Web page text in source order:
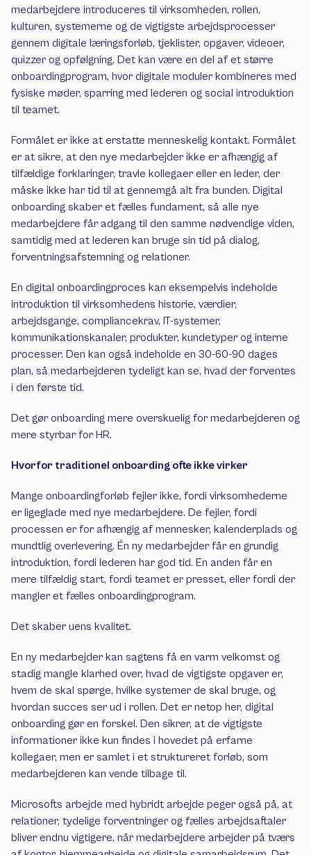
medarbejdere introduceres til virksomheden, rollen,
kulturen, systemerne og de vigtigste arbejdsprocesser
gennem digitale læringsforløb, tjeklister, opgaver, videoer,
quizzer og opfølgning. Det kan være en del af et større
onboardingprogram, hvor digitale moduler kombineres med
fysiske møder, sparring med lederen og social introduktion
til teamet.
Formålet er ikke at erstatte menneskelig kontakt. Formålet
er at sikre, at den nye medarbejder ikke er afhængig af
tilfældige forklaringer, travle kollegaer eller en leder, der
måske ikke har tid til at gennemgå alt fra bunden. Digital
onboarding skaber et fælles fundament, så alle nye
medarbejdere får adgang til den samme nødvendige viden,
samtidig med at lederen kan bruge sin tid på dialog,
forventningsafstemning og relationer.
En digital onboardingproces kan eksempelvis indeholde
introduktion til virksomhedens historie, værdier,
arbejdsgange, compliancekrav, IT-systemer,
kommunikationskanaler, produkter, kundetyper og interne
processer. Den kan også indeholde en 30-60-90 dages
plan, så medarbejderen tydeligt kan se, hvad der forventes
i den første tid.
Det gør onboarding mere overskuelig for medarbejderen og
mere styrbar for HR.
Hvorfor traditionel onboarding ofte ikke virker
Mange onboardingforløb fejler ikke, fordi virksomhederne
er ligeglade med nye medarbejdere. De fejler, fordi
processen er for afhængig af mennesker, kalenderplads og
mundtlig overlevering. Én ny medarbejder får en grundig
introduktion, fordi lederen har god tid. En anden får en
mere tilfældig start, fordi teamet er presset, eller fordi der
mangler et fælles onboardingprogram.
Det skaber uens kvalitet.
En ny medarbejder kan sagtens få en varm velkomst og
stadig mangle klarhed over, hvad de vigtigste opgaver er,
hvem de skal spørge, hvilke systemer de skal bruge, og
hvordan succes ser ud i rollen. Det er netop her, digital
onboarding gør en forskel. Den sikrer, at de vigtigste
informationer ikke kun findes i hovedet på erfarne
kollegaer, men er samlet i et struktureret forløb, som
medarbejderen kan vende tilbage til.
Microsofts arbejde med hybridt arbejde peger også på, at
relationer, tydelige forventninger og fælles arbejdsaftaler
bliver endnu vigtigere, når medarbejdere arbejder på tværs